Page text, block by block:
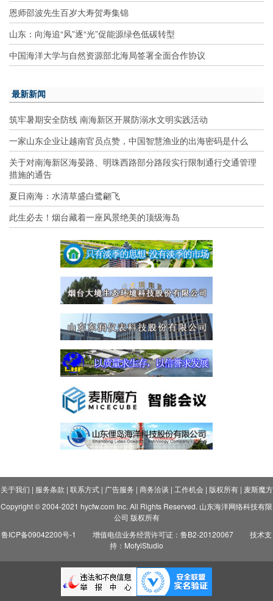
恩师邵波先生百岁大寿贺寿集锦
山东：向海追“风”逐“光”促能源绿色低碳转型
中国海洋大学与自然资源部北海局签署全面合作协议
最新新闻
筑牢暑期安全防线 南海新区开展防溺水文明实践活动
一家山东企业让越南官员点赞，中国智慧渔业的出海密码是什么
关于对南海新区海晏路、明珠西路部分路段实行限制通行交通管理
措施的通告
夏日南海：水清草盛白鹭翩飞
此生必去！烟台藏着一座风景绝美的顶级海岛
关于我们 | 服务条款 | 联系方式| 广告服务 | 商务洽谈 | 工作机会| 版权所有| 麦斯魔方
Copyright © 2004-2021 hycfw.com Inc. All Rights Reserved. 山东海洋网络科技有限
公司 版权所有
鲁ICP备09042200号-1
增值电信业务经营许可证：鲁B2-20120067
技术支
持：MofyiStudio